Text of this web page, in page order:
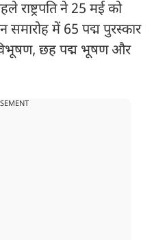
राष्ट्रपति ने 25 मई को
में 65 पद्म पुरस्कार
विभूषण, छह पद्म भूषण और